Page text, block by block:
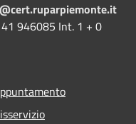
946085 Int. 1 + 0